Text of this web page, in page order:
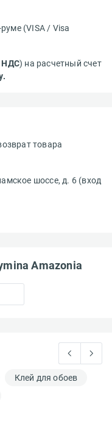
(VISA / Visa
НДС) на расчетный счет
товара
шоссе, д. 6 (вход
Amazonia
Клей для обоев